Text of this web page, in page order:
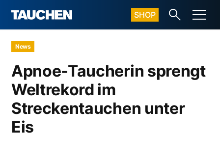
SHOP
News
Apnoe-Taucherin sprengt
Weltrekord im
Streckentauchen unter
Eis